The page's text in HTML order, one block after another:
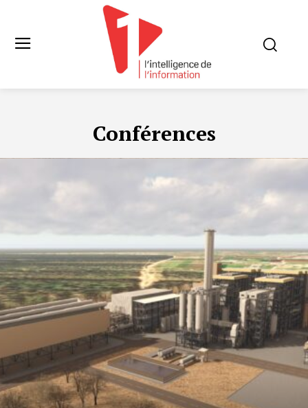
Conférences